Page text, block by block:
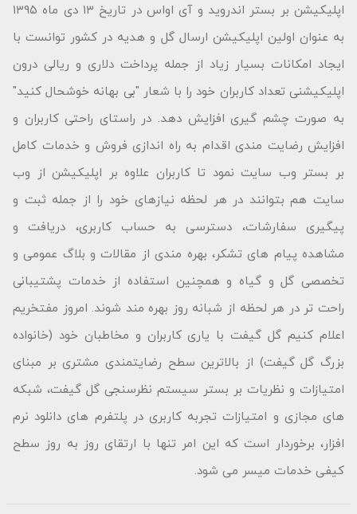
اپلیکیشن بر بستر اندروید و آی اواس در تاریخ ۱۳ دی ماه ۱۳۹۵
به عنوان اولین اپلیکیشن ارسال گل و هدیه در کشور توانست با
ایجاد امکانات بسیار زیاد از جمله پرداخت دلاری و ریالی درون
اپلیکیشنی تعداد کاربران خود را با شعار "بى بهانه خوشحال كنید"
به صورت چشم گیری افزایش دهد. در راستای راحتی کاربران و
افزایش رضایت مندی اقدام به راه اندازی فروش و خدمات کامل
بر بستر وب سایت نمود تا کاربران علاوه بر اپلیکیشن از وب
سایت هم بتوانند در هر لحظه نیازهای خود را از جمله ثبت و
پیگیری سفارشات، دسترسی به حساب کاربری، دریافت و
مشاهده پیام های تشکر، بهره مندی از مقالات و بلاگ عمومی و
تخصصی گل و گیاه و همچنین استفاده از خدمات پشتیبانی
راحت تر در هر لحظه از شبانه روز بهره مند شوند. امروز مفتخریم
اعلام کنیم گل گیفت با یاری کاربران و مخاطبان خود (خانواده
بزرگ گل گیفت) از بالاترین سطح رضایتمندی مشتری بر مبنای
امتیازات و نظریات بر بستر سیستم نظرسنجی گل گیفت، شبکه
های مجازی و امتیازات تجربه کاربری در پلتفرم های دانلود نرم
افزار، برخوردار است که این امر تنها با ارتقای روز به روز سطح
کیفی خدمات میسر می شود.